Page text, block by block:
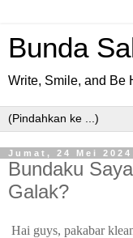
Bunda
Write, Smile, and Be
Jumat, 24 Mei 2024
Bundaku
Galak?
Hai guys, pakabar